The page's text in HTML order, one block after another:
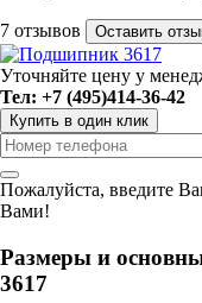
7 отзывов Оставить
Уточняйте цену у
Тел: +7 (495)414-36-42
Купить в один клик
Пожалуйста, введите
Вами!
Размеры и
3617